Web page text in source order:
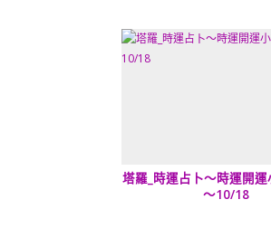
塔羅_時運占卜～時運開
～10/18